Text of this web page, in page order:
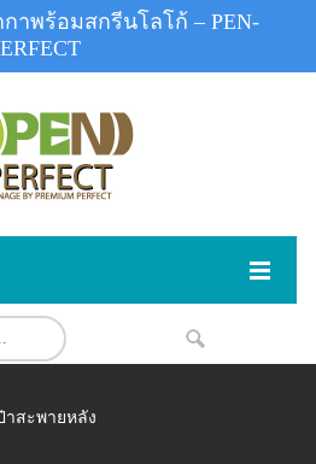
าสะพายหลัง
าพร้อมสกรีนโลโก้ – PEN-